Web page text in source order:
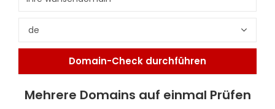
Mehrere Domains auf einmal Prüfen